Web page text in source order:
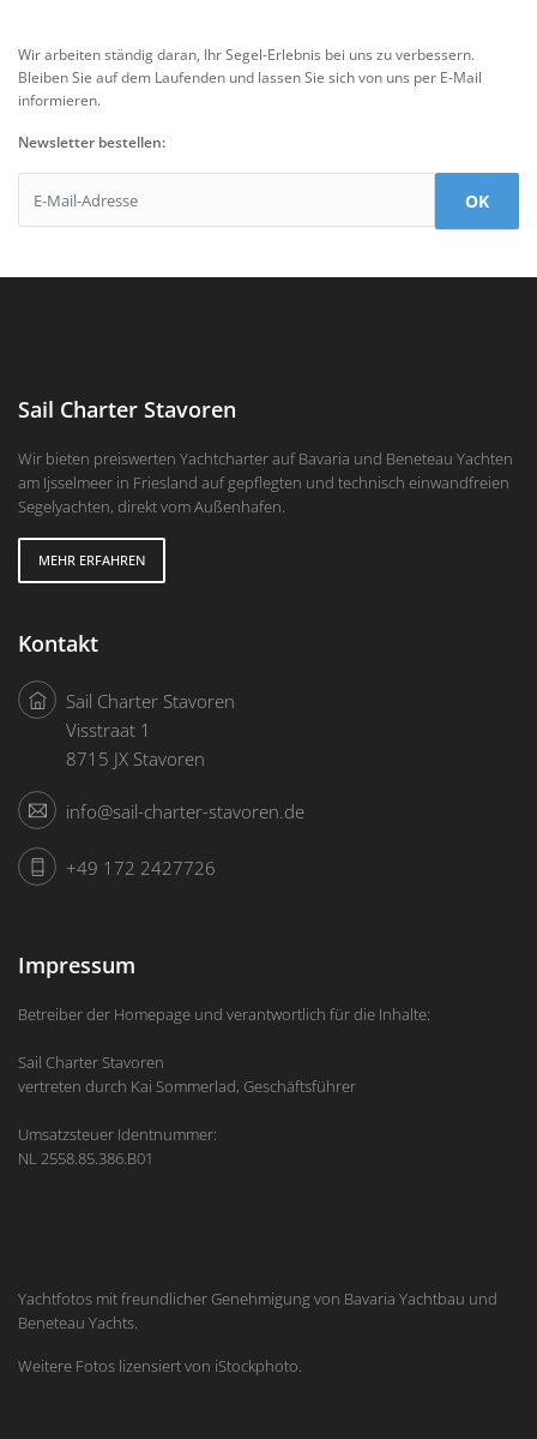
Wir arbeiten ständig daran, Ihr Segel-Erlebnis bei uns zu verbessern.
Bleiben Sie auf dem Laufenden und lassen Sie sich von uns per E-Mail
informieren.
Newsletter bestellen:
OK
Sail Charter Stavoren
Wir bieten preiswerten Yachtcharter auf Bavaria und Beneteau Yachten
am Ijsselmeer in Friesland auf gepflegten und technisch einwandfreien
Segelyachten, direkt vom Außenhafen.
MEHR ERFAHREN
Kontakt
Sail Charter Stavoren
Visstraat 1
8715 JX Stavoren
info@sail-charter-stavoren.de
+49 172 2427726
Impressum
Betreiber der Homepage und verantwortlich für die Inhalte:
Sail Charter Stavoren
vertreten durch Kai Sommerlad, Geschäftsführer
Umsatzsteuer Identnummer:
NL 2558.85.386.B01
Yachtfotos mit freundlicher Genehmigung von Bavaria Yachtbau und
Beneteau Yachts.
Weitere Fotos lizensiert von iStockphoto.